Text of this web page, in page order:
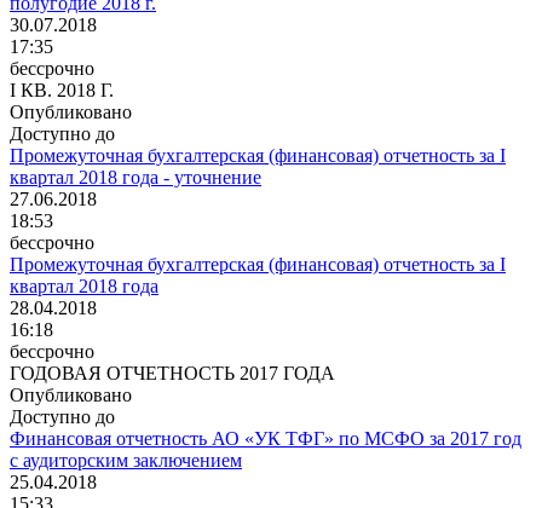
30.07.2018
17:35
бессрочно
I КВ. 2018 Г.
Опубликовано
Доступно до
Промежуточная бухгалтерская (финансовая) отчетность за I
квартал 2018 года - уточнение
27.06.2018
18:53
бессрочно
Промежуточная бухгалтерская (финансовая) отчетность за I
квартал 2018 года
28.04.2018
16:18
бессрочно
ГОДОВАЯ ОТЧЕТНОСТЬ 2017 ГОДА
Опубликовано
Доступно до
Финансовая отчетность АО «УК ТФГ» по МСФО за 2017 год
с аудиторским заключением
25.04.2018
15:33